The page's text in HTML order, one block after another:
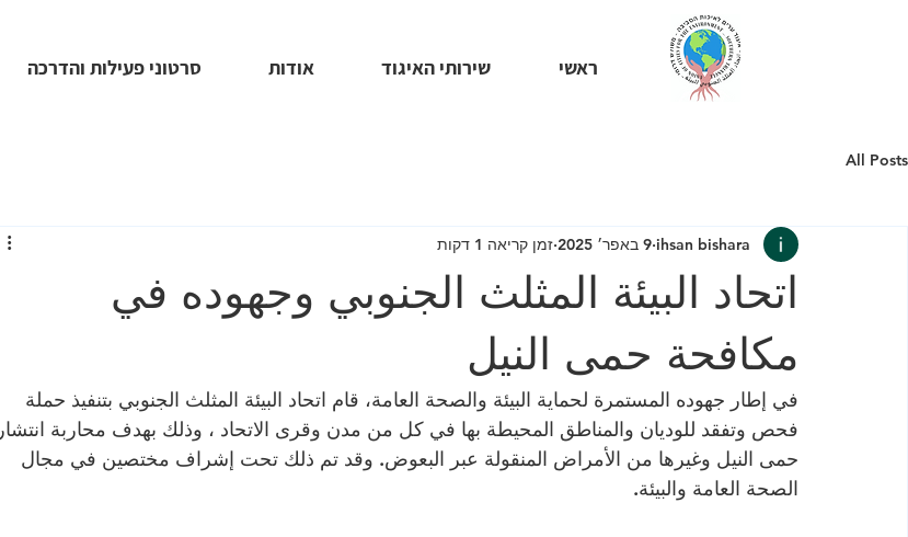
ראשי שירותי האיגוד אודות סרטוני פעילות והדרכה
All Posts
اتحاد البيئة المثلث الجنوبي وجهوده في
مكافحة حمى النيل
ihsan bishara 9 באפר׳ 2025 זמן קריאה 1 דקות
في إطار جهوده المستمرة لحماية البيئة والصحة العامة، قام اتحاد البيئة المثلث الجنوبي بتنفيذ حملة
فحص وتفقد للوديان والمناطق المحيطة بها في كل من مدن وقرى الاتحاد ، وذلك بهدف محاربة انتشار
حمى النيل وغيرها من الأمراض المنقولة عبر البعوض. وقد تم ذلك تحت إشراف مختصين في مجال
الصحة العامة والبيئة.